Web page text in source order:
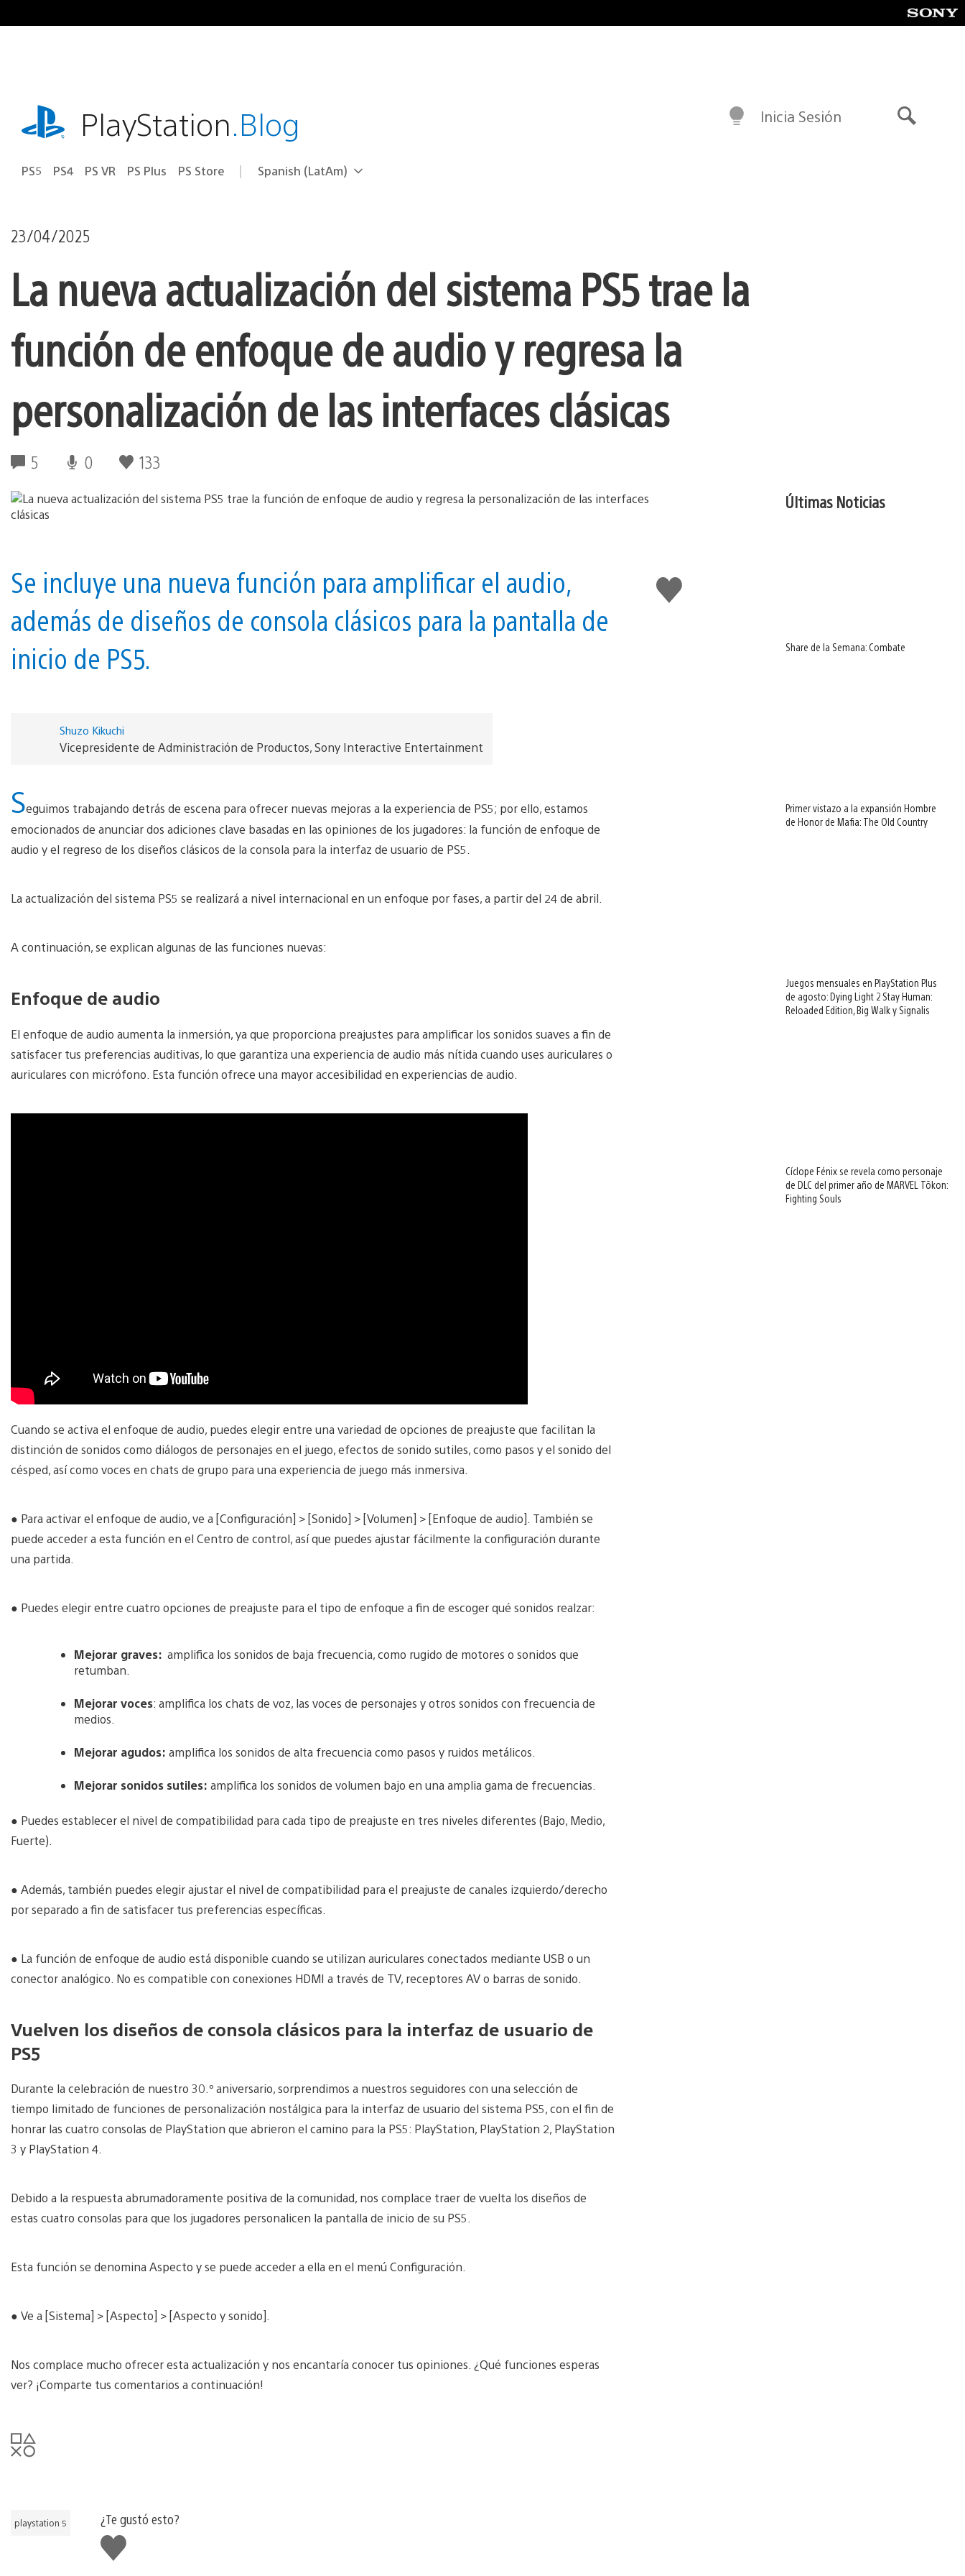
al
playstation.comPlayStation.Blog
PS5 PS4 PS VR PS Plus PS Store Elige
Región
Spanish (LatAm)
Inicia Sesión
23/04/2025
La nueva actualización del sistema PS5 trae la
función de enfoque de audio y regresa la
personalización de las interfaces clásicas
5 0 133
Me
gusta
Se incluye una nueva función para amplificar el audio,
además de diseños de consola clásicos para la pantalla de
inicio de PS5.
Shuzo Kikuchi
Vicepresidente de Administración de Productos, Sony Interactive Entertainment
Seguimos trabajando detrás de escena para ofrecer nuevas mejoras a la experiencia de PS5; por ello, estamos
emocionados de anunciar dos adiciones clave basadas en las opiniones de los jugadores: la función de enfoque de
audio y el regreso de los diseños clásicos de la consola para la interfaz de usuario de PS5.
La actualización del sistema PS5 se realizará a nivel internacional en un enfoque por fases, a partir del 24 de abril.
A continuación, se explican algunas de las funciones nuevas:
Enfoque de audio
El enfoque de audio aumenta la inmersión, ya que proporciona preajustes para amplificar los sonidos suaves a fin de
satisfacer tus preferencias auditivas, lo que garantiza una experiencia de audio más nítida cuando uses auriculares o
auriculares con micrófono. Esta función ofrece una mayor accesibilidad en experiencias de audio.
Cuando se activa el enfoque de audio, puedes elegir entre una variedad de opciones de preajuste que facilitan la
distinción de sonidos como diálogos de personajes en el juego, efectos de sonido sutiles, como pasos y el sonido del
césped, así como voces en chats de grupo para una experiencia de juego más inmersiva.
● Para activar el enfoque de audio, ve a [Configuración] > [Sonido] > [Volumen] > [Enfoque de audio]. También se
puede acceder a esta función en el Centro de control, así que puedes ajustar fácilmente la configuración durante
una partida.
● Puedes elegir entre cuatro opciones de preajuste para el tipo de enfoque a fin de escoger qué sonidos realzar:
Mejorar graves: amplifica los sonidos de baja frecuencia, como rugido de motores o sonidos que
retumban.
Mejorar voces: amplifica los chats de voz, las voces de personajes y otros sonidos con frecuencia de
medios.
Mejorar agudos: amplifica los sonidos de alta frecuencia como pasos y ruidos metálicos.
Mejorar sonidos sutiles: amplifica los sonidos de volumen bajo en una amplia gama de frecuencias.
● Puedes establecer el nivel de compatibilidad para cada tipo de preajuste en tres niveles diferentes (Bajo, Medio,
Fuerte).
● Además, también puedes elegir ajustar el nivel de compatibilidad para el preajuste de canales izquierdo/derecho
por separado a fin de satisfacer tus preferencias específicas.
● La función de enfoque de audio está disponible cuando se utilizan auriculares conectados mediante USB o un
conector analógico. No es compatible con conexiones HDMI a través de TV, receptores AV o barras de sonido.
Vuelven los diseños de consola clásicos para la interfaz de usuario de
PS5
Durante la celebración de nuestro 30.º aniversario, sorprendimos a nuestros seguidores con una selección de
tiempo limitado de funciones de personalización nostálgica para la interfaz de usuario del sistema PS5, con el fin de
honrar las cuatro consolas de PlayStation que abrieron el camino para la PS5: PlayStation, PlayStation 2, PlayStation
3 y PlayStation 4.
Debido a la respuesta abrumadoramente positiva de la comunidad, nos complace traer de vuelta los diseños de
estas cuatro consolas para que los jugadores personalicen la pantalla de inicio de su PS5.
Esta función se denomina Aspecto y se puede acceder a ella en el menú Configuración.
● Ve a [Sistema] > [Aspecto] > [Aspecto y sonido].
Nos complace mucho ofrecer esta actualización y nos encantaría conocer tus opiniones. ¿Qué funciones esperas
ver? ¡Comparte tus comentarios a continuación!
playstation 5
¿Te gustó esto?
Me
gusta
Últimas Noticias
Share de la Semana: Combate
Primer vistazo a la expansión Hombre
de Honor de Mafia: The Old Country
Juegos mensuales en PlayStation Plus
de agosto: Dying Light 2 Stay Human:
Reloaded Edition, Big Walk y Signalis
Cíclope Fénix se revela como personaje
de DLC del primer año de MARVEL Tōkon:
Fighting Souls